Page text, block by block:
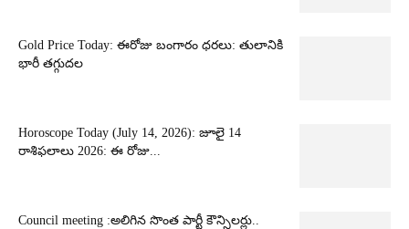
Gold Price Today: ఈరోజు బంగారం ధరలు: తులానికి
భారీ తగ్గుదల
Horoscope Today (July 14, 2026): జూలై 14
రాశిఫలాలు 2026: ఈ రోజు...
Council meeting :అలిగిన సొంత పార్టీ కౌన్సిలర్లు..